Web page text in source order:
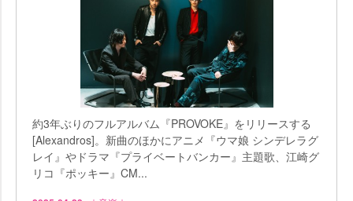
約3年ぶりのフルアルバム『PROVOKE』をリリースする
[Alexandros]。新曲のほかにアニメ『ウマ娘 シンデレラグ
レイ』やドラマ『プライベートバンカー』主題歌、江崎グ
リコ『ポッキー』CM...